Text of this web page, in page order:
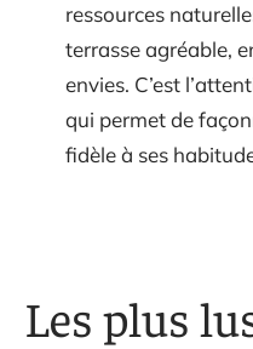
ressources
terrasse agréable,
envies. C’est
qui permet de
fidèle à ses
Les plus